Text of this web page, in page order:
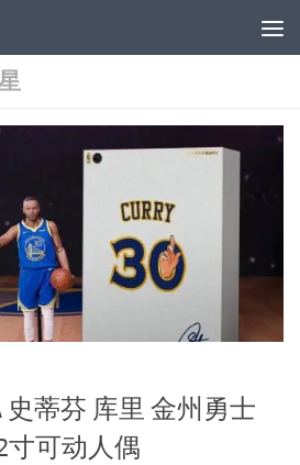
史蒂芬 库里 金州勇士
寸可动人偶